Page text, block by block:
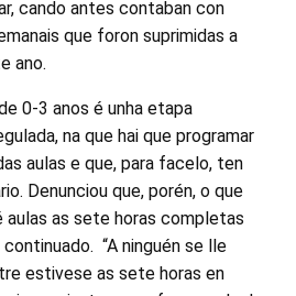
cando antes contaban con
que foron suprimidas a
ano.
0-3 anos é unha etapa
na que hai que programar
aulas e que, para facelo, ten
Denunciou que, porén, o que
aulas as sete horas completas
“A ninguén se lle
estivese as sete horas en